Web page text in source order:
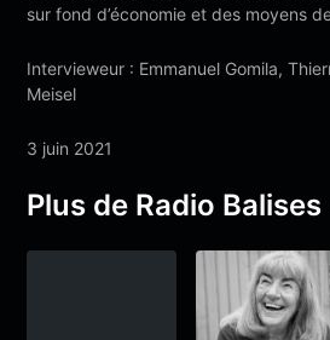
sur fond d’économie et des moyens
Intervieweur : Emmanuel Gomila,
Meisel
3 juin 2021
Plus de Radio Balises